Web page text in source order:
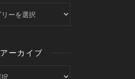
アーカイブ